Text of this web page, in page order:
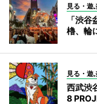
見る・遊
「渋
櫓、輪
見る・遊
西武渋
8